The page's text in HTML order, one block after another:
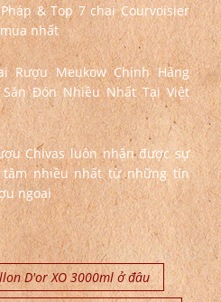
& Top 7 chai Courvoisier
nhất
Rượu Meukow Chính Hãng
Đón Nhiều Nhất Tại Việt
Chivas luôn nhận được sự
tâm nhiều nhất từ những tín
ngoại
D'or XO 3000ml ở đâu